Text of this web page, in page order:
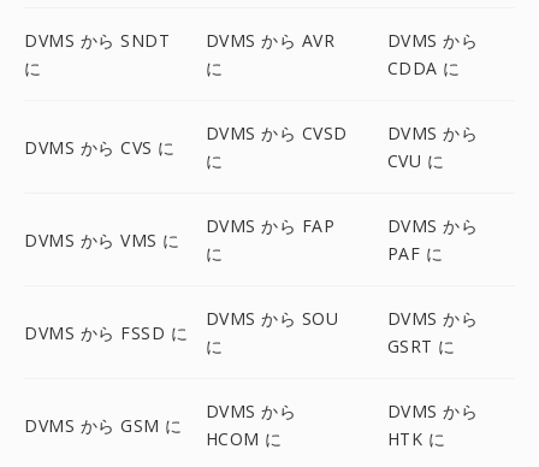
DVMS から SNDT
に
DVMS から AVR
に
DVMS から
CDDA に
DVMS から CVS に
DVMS から CVSD
に
DVMS から
CVU に
DVMS から VMS に
DVMS から FAP
に
DVMS から
PAF に
DVMS から FSSD に
DVMS から SOU
に
DVMS から
GSRT に
DVMS から GSM に
DVMS から
HCOM に
DVMS から
HTK に